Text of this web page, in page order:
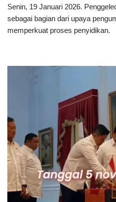
Senin, 19 Januari 2026.
sebagai bagian dari upaya
memperkuat proses penyidikan.